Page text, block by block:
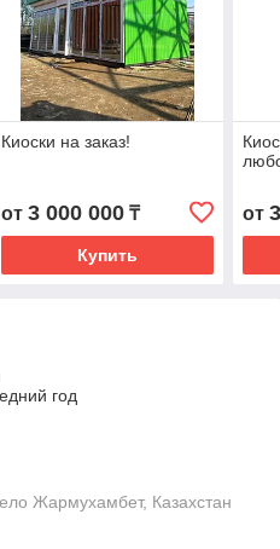
Киоски на заказ!
от 3 000 000₸
Купить
от
год
Жармухамбет, Казахстан